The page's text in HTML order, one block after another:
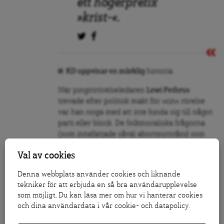
ett högerprefix
»krist-«.
KD uppvisar en märklig historia.
När pingströrelseledaren
Lewi Pethrus
trevade efter politisk makt för »sin« rörelse
var han noga med att inte binda sig till något
parti eller block. De folkmoraliska frågorna
(som innefattade såväl abortmotstånd som
Val av cookies
Denna webbplats använder cookies och liknande
tekniker för att erbjuda en så bra användarupplevelse
som möjligt. Du kan läsa mer om hur vi hanterar cookies
och dina användardata i vår cookie- och datapolicy.